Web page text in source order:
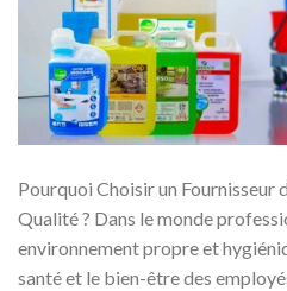
Pourquoi Choisir un
Qualité ? Dans le monde
environnement propre et
santé et le bien-être des